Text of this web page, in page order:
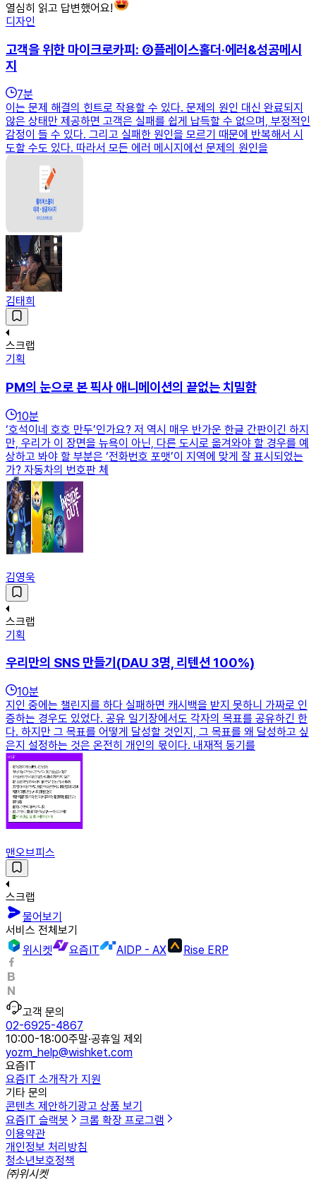
열심히 읽고 답변했어요!
디자인
고객을 위한 마이크로카피: ②플레이스홀더·에러&성공메시
지
7분
이는 문제 해결의 힌트로 작용할 수 있다. 문제의 원인 대신 완료되지
않은 상태만 제공하면 고객은 실패를 쉽게 납득할 수 없으며, 부정적인
감정이 들 수 있다. 그리고 실패한 원인을 모르기 때문에 반복해서 시
도할 수도 있다. 따라서 모든 에러 메시지에선 문제의 원인을
김태희
스크랩
기획
PM의 눈으로 본 픽사 애니메이션의 끝없는 치밀함
10분
‘호석이네 호호 만두’인가요? 저 역시 매우 반가운 한글 간판이긴 하지
만, 우리가 이 장면을 뉴욕이 아닌, 다른 도시로 옮겨와야 할 경우를 예
상하고 봐야 할 부분은 ‘전화번호 포맷’이 지역에 맞게 잘 표시되었는
가? 자동차의 번호판 체
김영욱
스크랩
기획
우리만의 SNS 만들기(DAU 3명, 리텐션 100%)
10분
지인 중에는 챌린지를 하다 실패하면 캐시백을 받지 못하니 가짜로 인
증하는 경우도 있었다. 공유 일기장에서도 각자의 목표를 공유하긴 한
다. 하지만 그 목표를 어떻게 달성할 것인지, 그 목표를 왜 달성하고 싶
은지 설정하는 것은 온전히 개인의 몫이다. 내재적 동기를
맨오브피스
스크랩
물어보기
서비스 전체보기
위시켓
요즘IT AIDP - AX Rise ERP
고객 문의
02-6925-4867
10:00-18:00주말·공휴일 제외
yozm_help@wishket.com
요즘IT
요즘IT 소개작가 지원
기타 문의
콘텐츠 제안하기 광고 상품 보기
요즘IT 슬랙봇
크롬 확장 프로그램
이용약관
개인정보 처리방침
청소년보호정책
㈜위시켓